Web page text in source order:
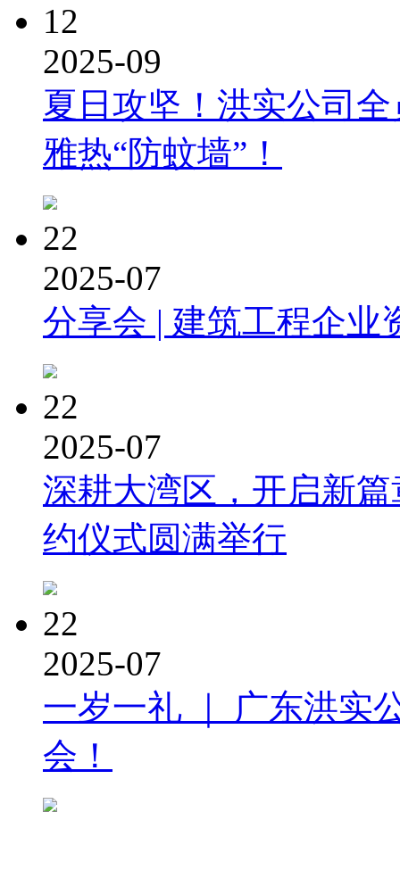
12
2025-09
夏日攻坚！洪实公司
雅热“防蚊墙”！
22
2025-07
分享会 | 建筑工程企业
22
2025-07
深耕大湾区，开启新
约仪式圆满举行
22
2025-07
一岁一礼 ｜ 广东洪实
会！